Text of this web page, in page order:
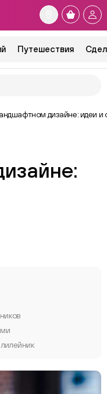
Путешествия
дизайне: идеи и